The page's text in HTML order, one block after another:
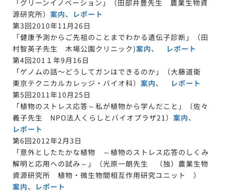
「グリーンイノベーション」（田部井豊先生 農業生物資
源研究所） 案内、 レポート
第3回2010年11月26日
「健康予測からご先祖のことまでわかる遺伝子診断」（田
村智英子先生 木場公園クリニック)案内、 レポート
第4回201１年9月16日
「ゲノムの話〜どうしてガンはできるのか」（大藤道衛
東京テクニカルカレッジ・バイオ科） 案内、 レポート
第5回2011年10月25日
「植物のストレス応答～私が植物から学んだこと」（佐々
義子先生 NPO法人くらしとバイオプラザ21） 案内、
レポート
第6回2012年2月3日
「意外としたたかな植物 ～植物のストレス応答のしくみ
解明と応用への試み～」（光原一朗先生 （独）農業生物
資源研究所 植物・微生物間相互作用研究ユニット ）
案内、 レポート